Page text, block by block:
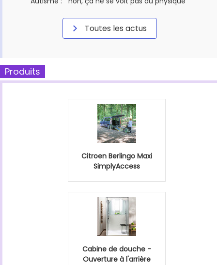
Toutes les actus
Produits
Citroen Berlingo Maxi
SimplyAccess
Cabine de douche -
Ouverture à l'arrière